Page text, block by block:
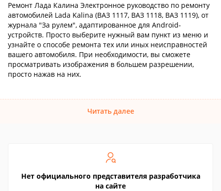
Ремонт Лада Калина Электронное руководство по ремонту
автомобилей Lada Kalina (ВАЗ 1117, ВАЗ 1118, ВАЗ 1119), от
журнала "За рулем", адаптированное для Android-
устройств. Просто выберите нужный вам пункт из меню и
узнайте о способе ремонта тех или иных неисправностей
вашего автомобиля. При необходимости, вы сможете
просматривать изображения в большем разрешении,
просто нажав на них.
Читать далее
Нет официального представителя разработчика
на сайте